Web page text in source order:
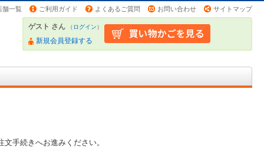
舗一覧 ご利用ガイド よくあるご質問 お問い合わせ サイトマップ
ゲスト さん （ログイン）
新規会員登録する
手続きへお進みください。